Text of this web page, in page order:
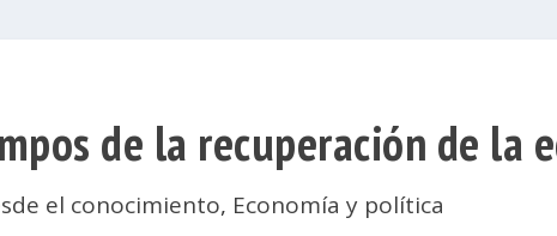
de la recuperación de la
el conocimiento, Economía y política